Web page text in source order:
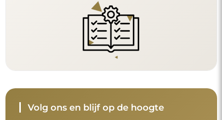
Volg ons en blijf op de hoogte